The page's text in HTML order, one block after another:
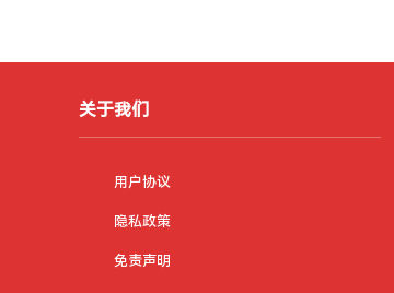
关于我们
用户协议
隐私政策
免责声明